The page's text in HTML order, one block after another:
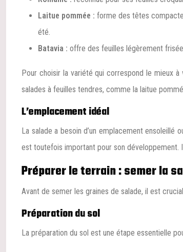
Laitue pommée : forme des têtes
été.
Batavia : offre des feuilles légèrement
Pour choisir la variété qui correspond le mieux
salades à feuilles tendres, comme la laitue
L’emplacement idéal
La salade a besoin d’un emplacement ensoleillé
est toutefois important pour son développement.
Préparer le terrain : semer la
Avant de semer les graines de salade, il est
Préparation du sol
La préparation du sol est une étape essentielle